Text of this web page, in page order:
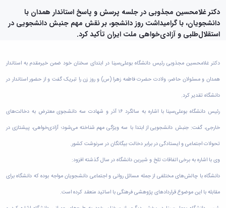
مدیریت
و
پشتیبانی
و
تحصیلات
معاونت
دانشجویی
پژوهش
و
معاونت
فرهنگی
و
اجتماعی
نهاد
در
دانشگاه
D8
کارشناسی
تحصیلات
آموزش‌های
آزاد
برنامه‌های
آموزشی
زبان
فارسی
غیرفارسی‌زبانان
آموزش‌های
گیاهی
پژوهشکده
آب
مرکز
دانشگاه
سینا
آزمایشگاه
تحقیقاتی
آزمایشگاه
مرکزی
آزمایشگاه
پسماند
آزمایشگاه
مصالح
علوم
پایه
علوم
اجتماعی
علوم
ورزشی
دانشکده
اقماری
فنی
مهندسی
کبودرآهنگ
و
منابع
طبیعی
مشاوره
و
سبک
زندگی
بهداشت
درمان
خوابگاه‌های
سلف
سرویس
سرگرمی
تربیت
بدنی
فوق
تشکل‌های
اسلامی
دانشجویان
کانون‌های
فرهنگی
فعالیت‌های
داوطلبانه
سمن‌های
مرتبط
بنیاد
حامی
دانشگاه
سینا
مؤسسه
هویت
ارتباط
با ما
روابط
(قدم
الآن)
Now
دکتر غلامحسین مجذوبی در جلسه پرسش و پاسخ استاندار همدان با
دانشجویان، با گرامیداشت روز دانشجو، بر نقش مهم جنبش دانشجویی در
استقلال‌طلبی و آزادی‌خواهی ملت ایران تأکید کرد.
دکتر غلامحسین مجذوبی رئیس دانشگاه بوعلی‌سینا در ابتدای سخنان خود ضمن خیرمقدم به استاندار
همدان و مسئولان حاضر، ولادت حضرت فاطمه زهرا (س) و روز زن را تبریک گفت و از حضور استاندار در
دانشگاه تقدیر کرد.
رئیس دانشگاه بوعلی‌سینا با اشاره به سالگرد ۱۶ آذر و شهادت سه دانشجوی معترض به دخالت‌های
خارجی، گفت: جنبش دانشجویی از ابتدا با سه ویژگی مهم شناخته می‌شود؛ آزادی‌خواهی، پیشتازی در
تحولات اجتماعی و ایستادگی در برابر دخالت بیگانگان در سرنوشت کشور.
وی با اشاره به برخی اتفاقات تلخ و شیرین دانشگاه در سال گذشته افزود:
دانشگاه با چالش‌های مختلفی از جمله مسائل روانی و اجتماعی دانشجویان مواجه بوده که دانشگاه برای
مقابله با این موضوع قرارداد‌های پژوهشی فرهنگی با اساتید منعقد کرده است.